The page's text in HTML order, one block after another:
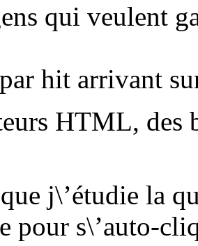
qui veulent
hit arrivant
HTML, des
j\’étudie la
pour s\’auto-